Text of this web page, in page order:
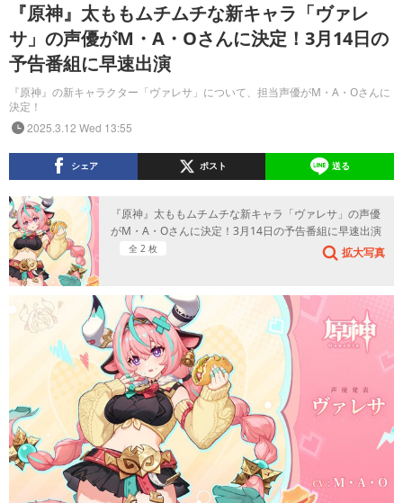
『原神』太ももムチムチな新キャラ「ヴァレ
サ」の声優がM・A・Oさんに決定！3月14日の
予告番組に早速出演
『原神』の新キャラクター「ヴァレサ」について、担当声優がM・A・Oさんに
決定！
2025.3.12 Wed 13:55
シェア ポスト 送る
『原神』太ももムチムチな新キャラ「ヴァレサ」の声優
がM・A・Oさんに決定！3月14日の予告番組に早速出演
全 2 枚 拡大写真